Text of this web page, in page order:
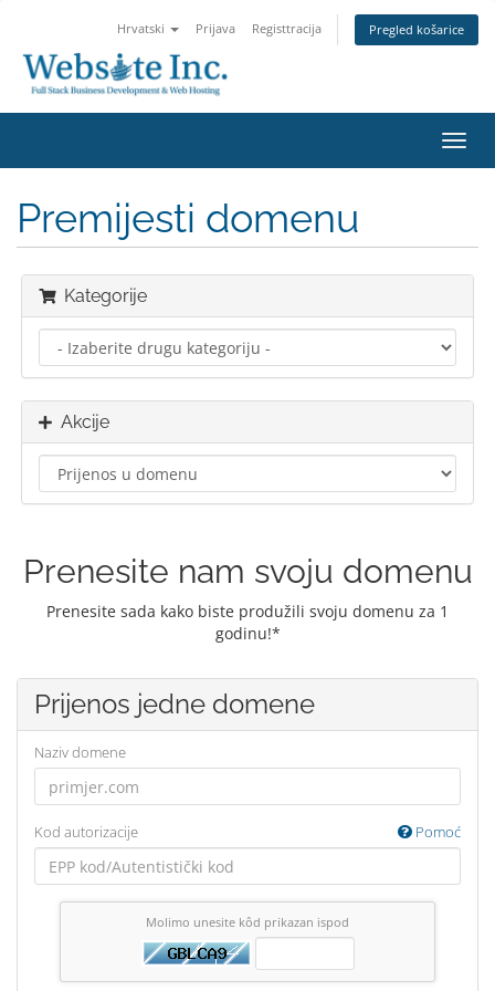
Hrvatski Prijava Registtracija Pregled košarice
Premijesti domenu
Kategorije
Akcije
Prenesite nam svoju domenu
Prenesite sada kako biste produžili svoju domenu za 1
godinu!*
Prijenos jedne domene
Naziv domene
Kod autorizacije Pomoć
Molimo unesite kôd prikazan ispod